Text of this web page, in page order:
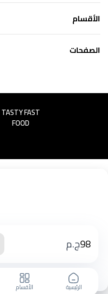
98ج.م
الرئيسية الأقسام
الأقسام
الصفحات
Easyorders